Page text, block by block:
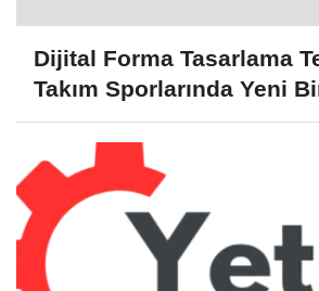
Dijital Forma Tasarlama
Takım Sporlarında Yeni